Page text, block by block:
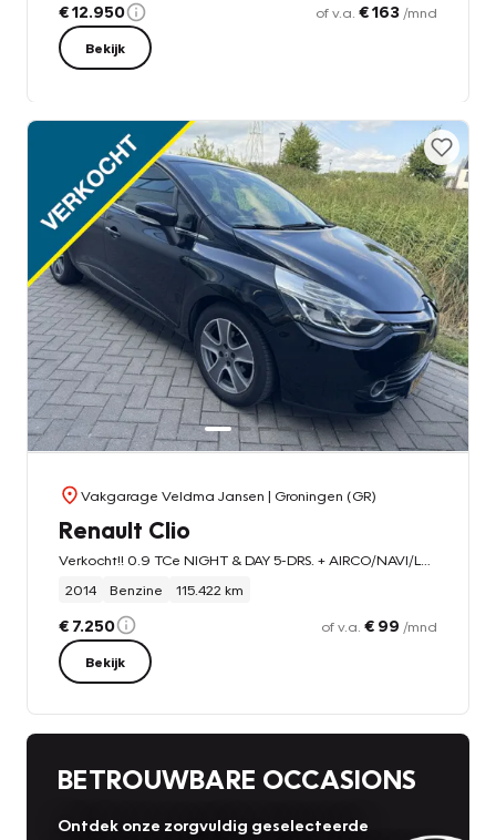
€ 12.950 of v.a. € 163 /mnd
Bekijk
Vakgarage Veldma Jansen | Groningen (GR)
Renault Clio
2014
Benzine 115.422 km
€ 7.250 of v.a. € 99 /mnd
Bekijk
BETROUWBARE OCCASIONS
Ontdek onze zorgvuldig geselecteerde